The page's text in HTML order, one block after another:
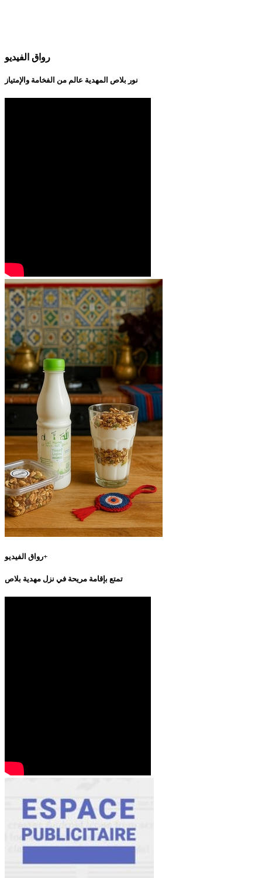
رواق الفيديو
نور بلاص المهدية عالم من الفخامة والإمتياز
رواق الفيديو+
تمتع بإقامة مريحة في نزل مهدية بلاص